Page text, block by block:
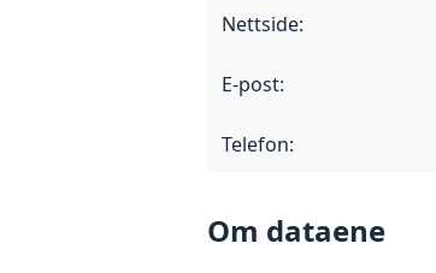
Nettside:
E-post:
Telefon:
Om dataene